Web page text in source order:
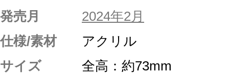
発売月
2024年2月
仕様/素材
アクリル
サイズ
全高：約73mm